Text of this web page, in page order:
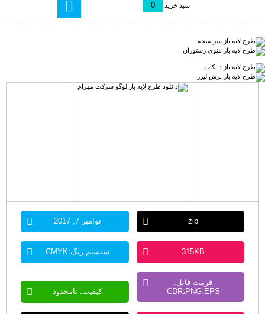
سبد خرید 0
zip نوامبر 7, 2017
315KB سیستم رنگ:CMYK
فرمت فایل:
CDR،PNG،EPS
کیفیت: نامحدود